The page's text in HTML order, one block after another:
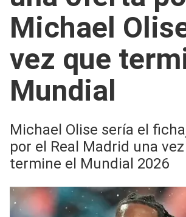
Michael
vez que
Mundial
Michael Olise sería el
por el Real Madrid una
termine el Mundial 2026